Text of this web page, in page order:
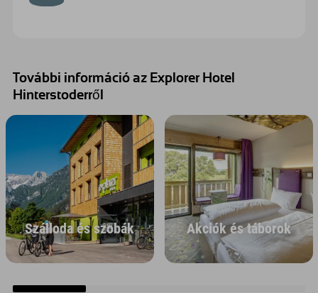
További információ az Explorer Hotel
Hinterstoderről
Szálloda és szobák Akciók és táborok